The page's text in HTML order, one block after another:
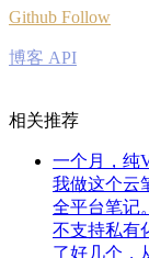
Github Follow
博客 API
相关推荐
一个月，纯
我做这个云
全平台笔记
不支持私有
了好几个，